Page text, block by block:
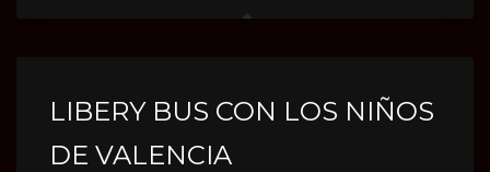
LIBERY BUS CON LOS NIÑOS
DE VALENCIA